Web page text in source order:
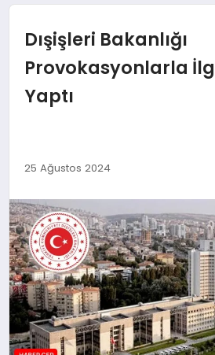
TEKNOLOJI
EĞITIM
Dışişleri Bakanlığı
Provokasyonlarla
Yaptı
25 Ağustos 2024